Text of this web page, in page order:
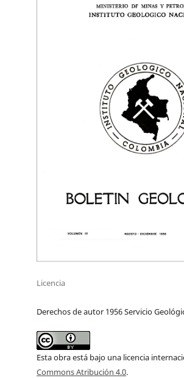
Licencia
Derechos de autor 1956 Servicio
Esta obra está bajo una licencia
Commons Atribución 4.0.